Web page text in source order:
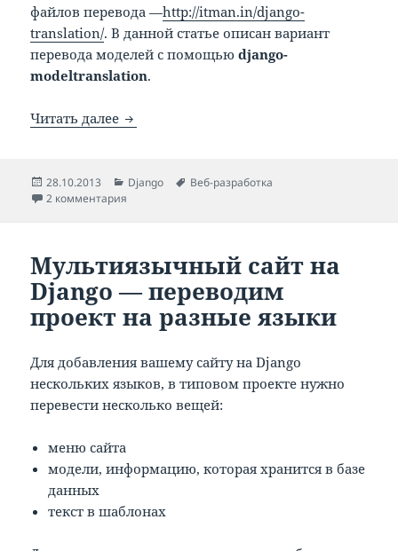
файлов перевода —http://itman.in/django-
translation/. В данной статье описан вариант
перевода моделей с помощьюdjango-
modeltranslation.
Читать далее Мультиязычность в Django —
Опубликовано
28.10.2013 Рубрики
Django Метки
Веб-разработка
2 комментария
Мультиязычный сайт на
Django — переводим
проект на разные языки
Для добавления вашему сайту на Django
нескольких языков, в типовом проекте нужно
перевести несколько вещей:
меню сайта
модели, информацию, которая хранится в базе
данных
текст в шаблонах